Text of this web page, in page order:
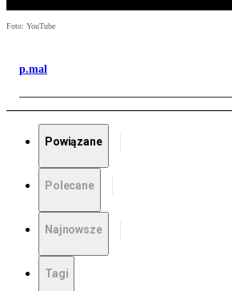
Foto: YouTube
p.mal
Powiązane
Polecane
Najnowsze
Tagi